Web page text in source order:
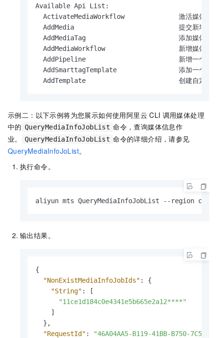
Available Api List:
ActivateMediaWorkflow              激活媒体工
AddMedia                           提交新增媒
AddMediaTag                        添加媒体标
AddMediaWorkflow                   新增媒体工
AddPipeline                        新增一个管
AddSmarttagTemplate                添加一个智
AddTemplate                        创建自定义模
示例二：以下示例将为您展示如何使用阿里云 CLI 调用媒体处理
中的 QueryMediaInfoJobList 命令，查询媒体信息作
业。
QueryMediaInfoJobList 命令的详细介绍，请参见
QueryMediaInfoJoList。
执行命令。
aliyun mts QueryMediaInfoJobList --region cn-
输出结果。
{
"NonExistMediaInfoJobIds" :
{
"String" :
[
"11ce1d184c0e4341e5b665e2a12****"
]
} ,
"RequestId" :
"46A04AA5-B119-41BB-B750-